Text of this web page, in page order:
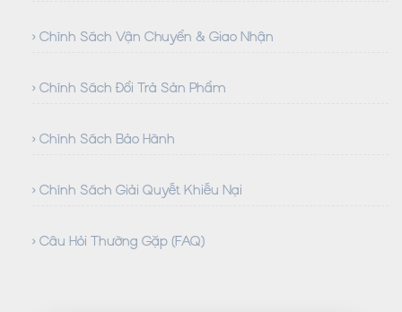
› Chính Sách Vận Chuyển & Giao Nhận
› Chính Sách Đổi Trả Sản Phẩm
› Chính Sách Bảo Hành
› Chính Sách Giải Quyết Khiếu Nại
› Câu Hỏi Thường Gặp (FAQ)